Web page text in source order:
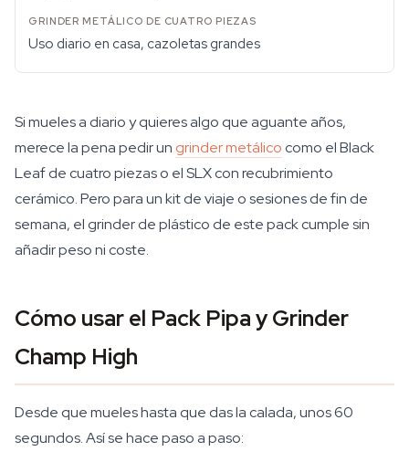
Uso diario en casa, cazoletas grandes
Si mueles a diario y quieres algo que aguante años,
merece la pena pedir un grinder metálico como el Black
Leaf de cuatro piezas o el SLX con recubrimiento
cerámico. Pero para un kit de viaje o sesiones de fin de
semana, el grinder de plástico de este pack cumple sin
añadir peso ni coste.
Cómo usar el Pack Pipa y Grinder
Champ High
Desde que mueles hasta que das la calada, unos 60
segundos. Así se hace paso a paso: